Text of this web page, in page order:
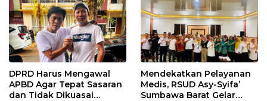
DPRD Harus Mengawal
APBD Agar Tepat Sasaran
dan Tidak Dikuasai
Mendekatkan Pelayanan
Medis, RSUD Asy-Syifa’
Sumbawa Barat Gelar